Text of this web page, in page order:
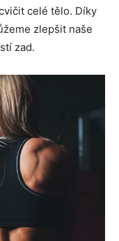
celé tělo. Díky
zlepšit naše
zad.